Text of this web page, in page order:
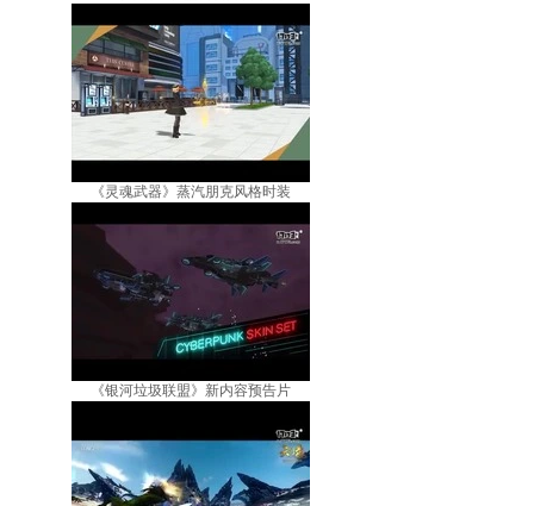
《灵魂武器》蒸汽朋克风格时装
《银河垃圾联盟》新内容预告片